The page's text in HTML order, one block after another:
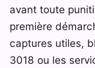
avant toute
première
captures utiles,
3018 ou les